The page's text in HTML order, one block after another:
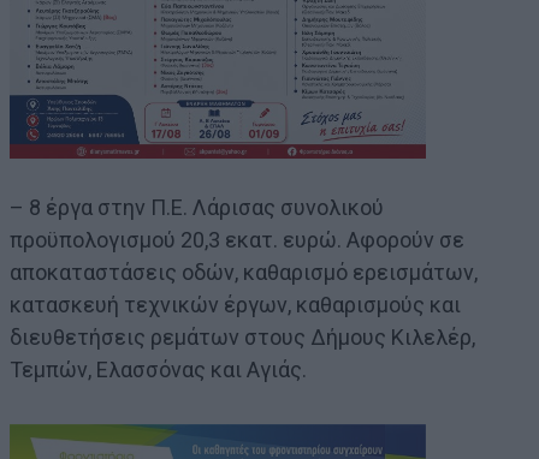
– 8 έργα στην Π.Ε. Λάρισας συνολικού
προϋπολογισμού 20,3 εκατ. ευρώ. Αφορούν σε
αποκαταστάσεις οδών, καθαρισμό ερεισμάτων,
κατασκευή τεχνικών έργων, καθαρισμούς και
διευθετήσεις ρεμάτων στους Δήμους Κιλελέρ,
Τεμπών, Ελασσόνας και Αγιάς.